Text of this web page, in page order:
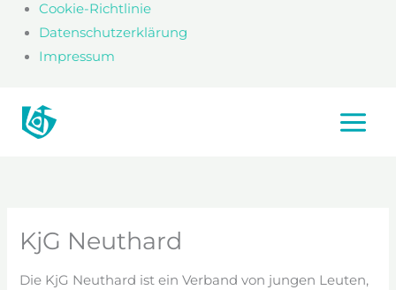
Cookie-Richtlinie
Datenschutzerklärung
Impressum
Inhalt
KjG Neuthard
Die KjG Neuthard ist ein Verband von jungen Leuten,